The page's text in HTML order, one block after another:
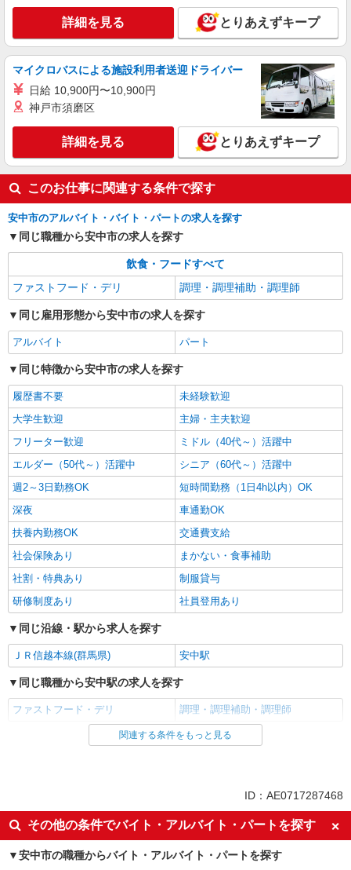
詳細を見る とりあえずキープ
マイクロバスによる施設利用者送迎ドライバー
日給 10,900円〜10,900円
神戸市須磨区
詳細を見る とりあえずキープ
このお仕事に関連する条件で探す
安中市のアルバイト・バイト・パートの求人を探す
同じ職種から安中市の求人を探す
飲食・フードすべて
ファストフード・デリ
調理・調理補助・調理師
同じ雇用形態から安中市の求人を探す
アルバイト パート
同じ特徴から安中市の求人を探す
履歴書不要
未経験歓迎
大学生歓迎
主婦・主夫歓迎
フリーター歓迎
ミドル（40代～）活躍中
エルダー（50代～）活躍中
シニア（60代～）活躍中
週2～3日勤務OK
短時間勤務（1日4h以内）OK
深夜
車通勤OK
扶養内勤務OK
交通費支給
社会保険あり
まかない・食事補助
社割・特典あり
制服貸与
研修制度あり
社員登用あり
同じ沿線・駅から求人を探す
ＪＲ信越本線(群馬県) 安中駅
同じ職種から安中駅の求人を探す
ファストフード・デリ 調理・調理補助・調理師
同じ雇用形態から安中駅の求人を探す
履歴書不要
未経験歓迎
大学生歓迎
主婦・主夫歓迎
フリーター歓迎
ミドル（40代～）活躍中
関連する条件をもっと見る
ID：AE0717287468
その他の条件でバイト・アルバイト・パートを探す
安中市の職種からバイト・アルバイト・パートを探す